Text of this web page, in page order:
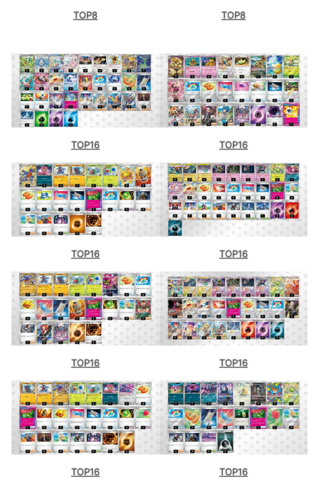
TOP8 TOP8
TOP16 TOP16
TOP16 TOP16
TOP16 TOP16
TOP16 TOP16